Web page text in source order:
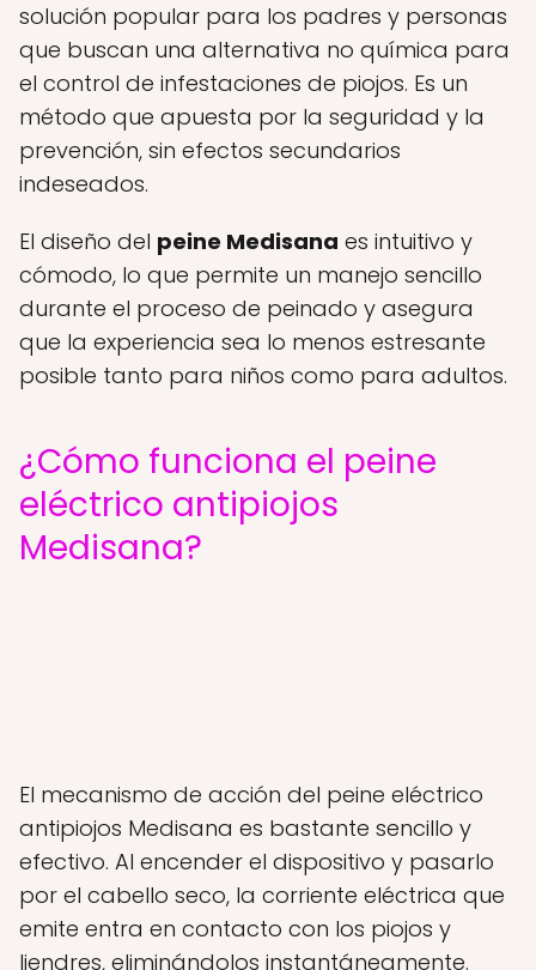
solución popular para los padres y personas
que buscan una alternativa no química para
el control de infestaciones de piojos. Es un
método que apuesta por la seguridad y la
prevención, sin efectos secundarios
indeseados.
El diseño del peine Medisana es intuitivo y
cómodo, lo que permite un manejo sencillo
durante el proceso de peinado y asegura
que la experiencia sea lo menos estresante
posible tanto para niños como para adultos.
¿Cómo funciona el peine
eléctrico antipiojos
Medisana?
El mecanismo de acción del peine eléctrico
antipiojos Medisana es bastante sencillo y
efectivo. Al encender el dispositivo y pasarlo
por el cabello seco, la corriente eléctrica que
emite entra en contacto con los piojos y
liendres, eliminándolos instantáneamente.